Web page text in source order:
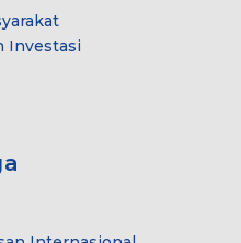
Investasi